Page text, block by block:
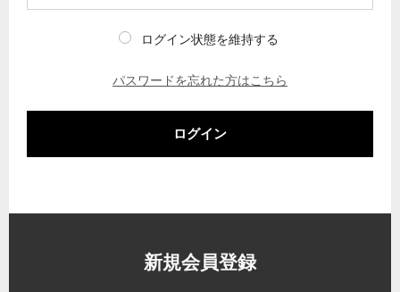
ログイン状態を維持する
パスワードを忘れた方はこちら
ログイン
新規会員登録